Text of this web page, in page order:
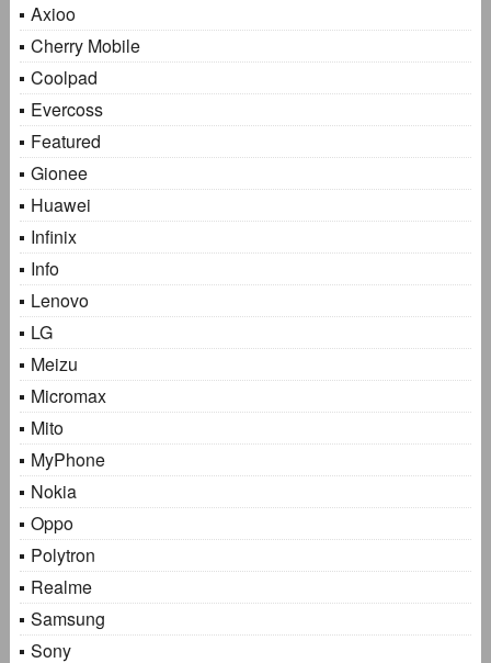
Axioo
Cherry Mobile
Coolpad
Evercoss
Featured
Gionee
Huawei
Infinix
Info
Lenovo
LG
Meizu
Micromax
Mito
MyPhone
Nokia
Oppo
Polytron
Realme
Samsung
Sony